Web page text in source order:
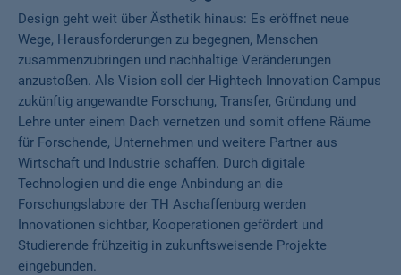
Design geht weit über Ästhetik hinaus: Es eröffnet neue
Wege, Herausforderungen zu begegnen, Menschen
zusammenzubringen und nachhaltige Veränderungen
anzustoßen. Als Vision soll der Hightech Innovation Campus
zukünftig angewandte Forschung, Transfer, Gründung und
Lehre unter einem Dach vernetzen und somit offene Räume
für Forschende, Unternehmen und weitere Partner aus
Wirtschaft und Industrie schaffen. Durch digitale
Technologien und die enge Anbindung an die
Forschungslabore der TH Aschaffenburg werden
Innovationen sichtbar, Kooperationen gefördert und
Studierende frühzeitig in zukunftsweisende Projekte
eingebunden.